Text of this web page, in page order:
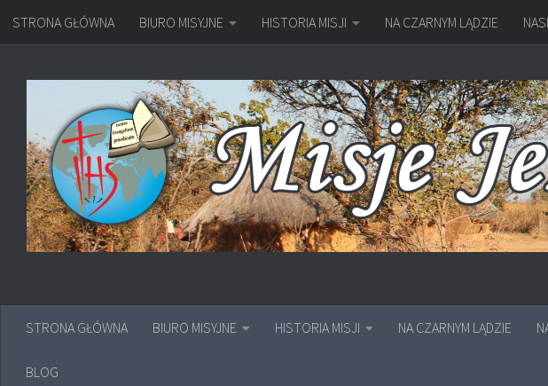
Przejdź do treści
STRONA GŁÓWNA BIURO MISYJNE HISTORIA MISJI NA CZARNYM LĄDZIE
STRONA GŁÓWNA BIURO MISYJNE HISTORIA MISJI NA CZARNYM LĄDZIE
BLOG